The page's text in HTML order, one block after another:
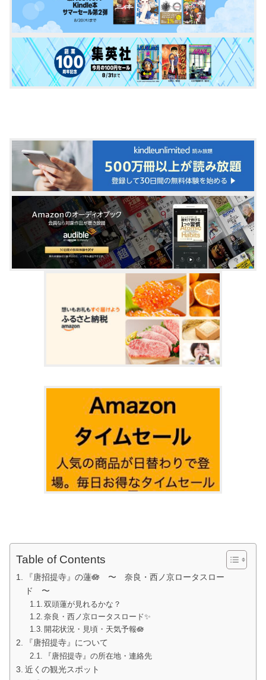
Table of Contents
『唐招提寺』の蓮🪷 〜 奈良・西ノ京ロータスロー
ド 〜
双頭蓮が見れるかな？
奈良・西ノ京ロータスロード✨
開花状況・見頃・天気予報🪷
『唐招提寺』について
『唐招提寺』の所在地・連絡先
近くの観光スポット